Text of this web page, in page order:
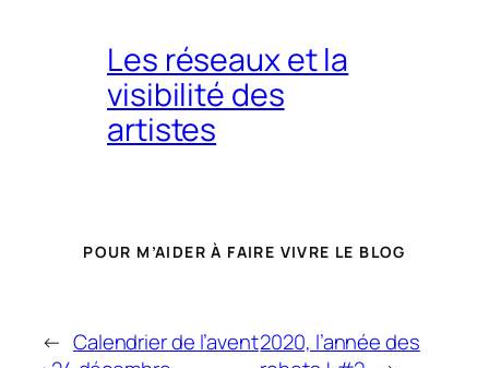
Les réseaux et la
visibilité des
artistes
POUR M’AIDER À FAIRE VIVRE LE BLOG
← Calendrier de l’avent2020, l’année des